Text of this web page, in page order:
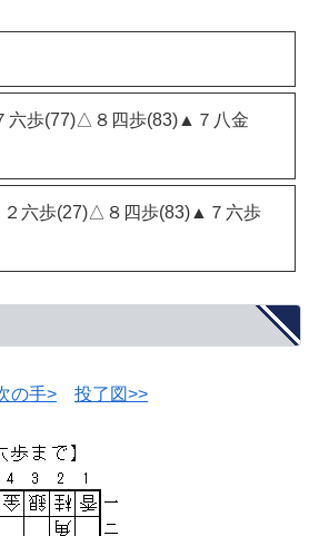
六歩(77)△８四歩(83)▲７八金
六歩(27)△８四歩(83)▲７六歩
の手> 投了図>>